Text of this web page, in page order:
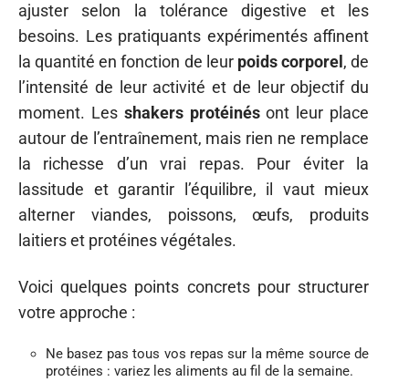
ajuster selon la tolérance digestive et les
besoins. Les pratiquants expérimentés affinent
la quantité en fonction de leur poids corporel , de
l’intensité de leur activité et de leur objectif du
moment. Les shakers protéinésont leur place
autour de l’entraînement, mais rien ne remplace
la richesse d’un vrai repas. Pour éviter la
lassitude et garantir l’équilibre, il vaut mieux
alterner viandes, poissons, œufs, produits
laitiers et protéines végétales.
Voici quelques points concrets pour structurer
votre approche :
Ne basez pas tous vos repas sur la même source de
protéines : variez les aliments au fil de la semaine.